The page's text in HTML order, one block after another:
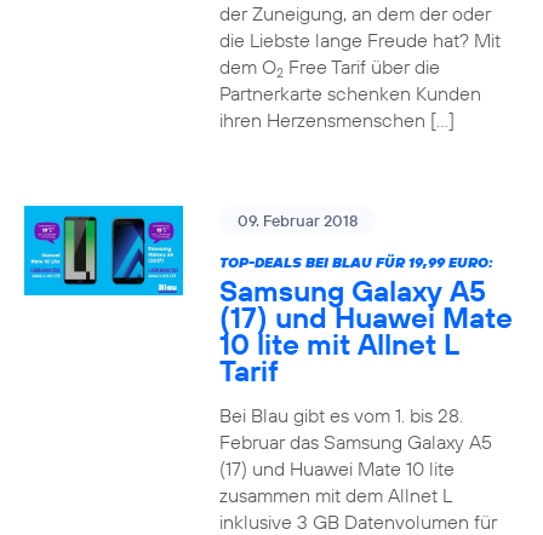
der Zuneigung, an dem der oder
die Liebste lange Freude hat? Mit
dem O2Free Tarif über die
Partnerkarte schenken Kunden
ihren Herzensmenschen […]
09. Februar 2018
TOP-DEALS BEI BLAU FÜR 19,99 EURO:
Samsung Galaxy A5
(17) und Huawei Mate
10 lite mit Allnet L
Tarif
Bei Blau gibt es vom 1. bis 28.
Februar das Samsung Galaxy A5
(17) und Huawei Mate 10 lite
zusammen mit dem Allnet L
inklusive 3 GB Datenvolumen für